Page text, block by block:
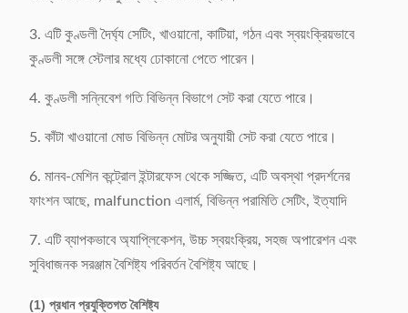
3. এটি কুণ্ডলী দৈর্ঘ্য সেটিং, খাওয়ানো, কাটিয়া, গঠন এবং স্বয়ংক্রিয়ভাবে
কুণ্ডলী সঙ্গে স্টেলার মধ্যে ঢোকানো পেতে পারেন।
4. কুণ্ডলী সন্নিবেশ গতি বিভিন্ন বিভাগে সেট করা যেতে পারে।
5. কাঁটা খাওয়ানো মোড বিভিন্ন মোটর অনুযায়ী সেট করা যেতে পারে।
6. মানব-মেশিন কন্ট্রোল ইন্টারফেস থেকে সজ্জিত, এটি অবস্থা প্রদর্শনের
ফাংশন আছে, malfunction এলার্ম, বিভিন্ন পরামিতি সেটিং, ইত্যাদি
7. এটি ব্যাপকভাবে অ্যাপ্লিকেশন, উচ্চ স্বয়ংক্রিয়, সহজ অপারেশন এবং
সুবিধাজনক সরঞ্জাম বৈশিষ্ট্য পরিবর্তন বৈশিষ্ট্য আছে।
(1) প্রধান প্রযুক্তিগত বৈশিষ্ট্য